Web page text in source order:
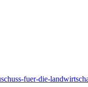
fuer-die-